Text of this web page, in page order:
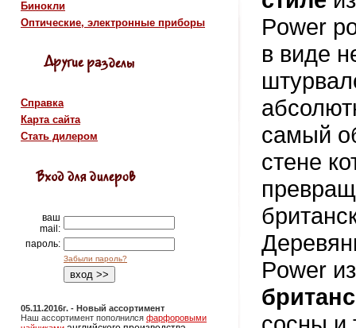
Бинокли
Оптические, электронные приборы
Справка
Карта сайта
Стать дилером
ваш
mail:
пароль:
Забыли пароль?
05.11.2016г. - Новый ассортимент
Наш ассортимент пополнился фарфоровыми
Power
в виде
самый
стене
Power